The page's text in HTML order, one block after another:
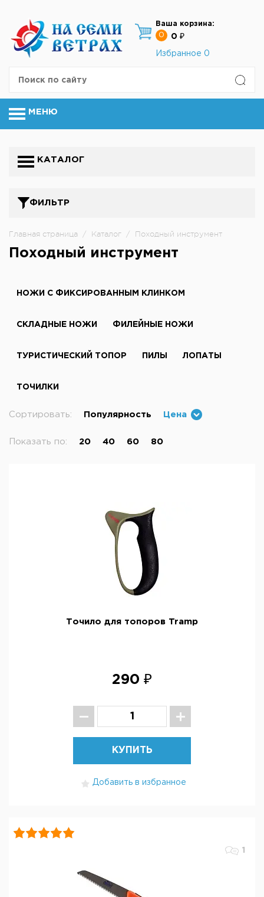
Ваша корзина:
0
0 ₽
Избранное 0
МЕНЮ
КАТАЛОГ
ФИЛЬТР
Главная страница / Каталог / Походный инструмент
Походный инструмент
НОЖИ С ФИКСИРОВАННЫМ КЛИНКОМ
СКЛАДНЫЕ НОЖИ ФИЛЕЙНЫЕ НОЖИ
ТУРИСТИЧЕСКИЙ ТОПОР ПИЛЫ ЛОПАТЫ
ТОЧИЛКИ
Сортировать: Популярность Цена
Показать по: 20 40 60 80
Точило для топоров Tramp
290 ₽
КУПИТЬ
Добавить в избранное
1